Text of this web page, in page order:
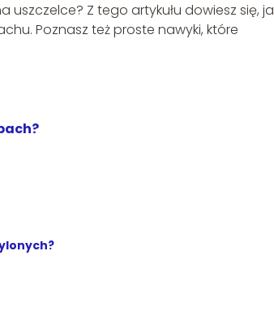
uszczelce? Z tego artykułu dowiesz się,
Poznasz też proste nawyki, które